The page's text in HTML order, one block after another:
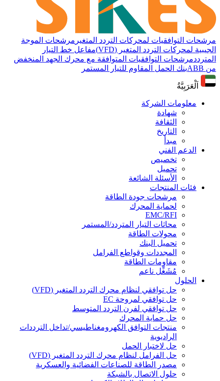
مرشحات التوافقيات لمحركات التردد المتغير مرشحات الموجة
الجيبية لمحركات التردد المتغير (VFD)
مفاعل خط التيار
المترددمرشحات التوافقيات المتوافقة مع محرك الجهد المنخفض
من ABB
بنك الحمل المقاوم للتيار المستمر
اَلْعَرَبِيَّةُ
معلومات الشركة
شهادة
الثقافة
التاريخ
مبدأ
الدعم الفني
تخصيص
تحميل
الأسئلة الشائعة
فئات المنتجات
مرشحات جودة الطاقة
لحماية المحرك
EMC/RFI
محاثات التيار المتردد/المستمر
محولات الطاقة
تحميل البنك
المجددات وقواطع الفرامل
مقاومات الطاقة
مُشَغِّل ناعم
الحلول
حل توافقي لنظام محرك التردد المتغير (VFD)
حل توافقي لمروحة EC
حل توافقي لفرن التردد المتوسط
حل حماية المحرك
منتجات التوافق الكهرومغناطيسي/تداخل الترددات
الراديوية
حل لاختبار الحمل
حل الفرامل لنظام محرك التردد المتغير (VFD)
مصدر الطاقة للصناعات الفضائية والعسكرية
حلول الاتصال بالشبكة